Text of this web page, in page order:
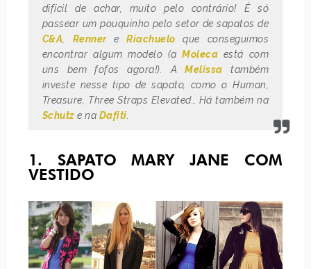
difícil de achar, muito pelo contrário! É só
passear um pouquinho pelo setor de sapatos de
C&A
RennereRiachuelo que conseguimos
encontrar algum modelo (aMoleca está com
uns bem fofos agora!). AMelissa também
investe nesse tipo de sapato, como o Human,
Treasure, Three Straps Elevated… Há também na
Schutz e na Dafiti
1. SAPATO MARY JANE COM
VESTIDO